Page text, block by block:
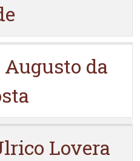
Augusto da
Lovera